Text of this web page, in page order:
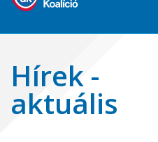
Hírek -
aktuális